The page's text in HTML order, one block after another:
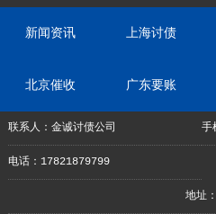
新闻资讯 上海讨债
北京催收 广东要账
联系人：金诚讨债公司 手
电话：17821879799
地址：